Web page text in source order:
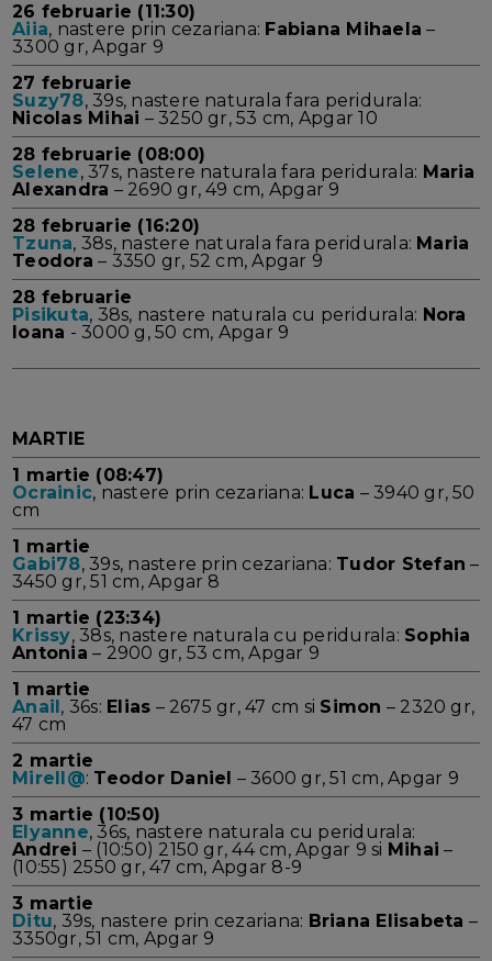
26 februarie (11:30)
Aiia, nastere prin cezariana: Fabiana Mihaela –
3300 gr, Apgar 9
27 februarie
Suzy78, 39s, nastere naturala fara peridurala:
Nicolas Mihai – 3250 gr, 53 cm, Apgar 10
28 februarie (08:00)
Selene, 37s, nastere naturala fara peridurala: Maria
Alexandra – 2690 gr, 49 cm, Apgar 9
28 februarie (16:20)
Tzuna, 38s, nastere naturala fara peridurala: Maria
Teodora – 3350 gr, 52 cm, Apgar 9
28 februarie
Pisikuta, 38s, nastere naturala cu peridurala: Nora
Ioana - 3000 g, 50 cm, Apgar 9
MARTIE
1 martie (08:47)
Ocrainic, nastere prin cezariana: Luca – 3940 gr, 50
cm
1 martie
Gabi78, 39s, nastere prin cezariana: Tudor Stefan –
3450 gr, 51 cm, Apgar 8
1 martie (23:34)
Krissy, 38s, nastere naturala cu peridurala: Sophia
Antonia – 2900 gr, 53 cm, Apgar 9
1 martie
Anail, 36s: Elias – 2675 gr, 47 cm si Simon – 2320 gr,
47 cm
2 martie
Mirell@: Teodor Daniel – 3600 gr, 51 cm, Apgar 9
3 martie (10:50)
Elyanne, 36s, nastere naturala cu peridurala:
Andrei – (10:50) 2150 gr, 44 cm, Apgar 9 si Mihai –
(10:55) 2550 gr, 47 cm, Apgar 8-9
3 martie
Ditu, 39s, nastere prin cezariana: Briana Elisabeta –
3350gr, 51 cm, Apgar 9